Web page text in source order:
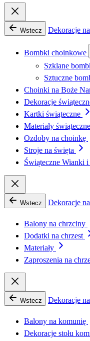
Wstecz Dekoracje
Bombki choinkowe
Szklane
Sztuczne
Choinki na Boże
Dekoracje
Kartki świąteczne
Materiały
Ozdoby na choinkę
Stroje na święta
Świąteczne Wianki
Wstecz Dekoracje
Balony na chrzciny
Dodatki na chrzest
Materiały
Zaproszenia na
Wstecz Dekoracje
Balony na komunię
Dekoracje stołu